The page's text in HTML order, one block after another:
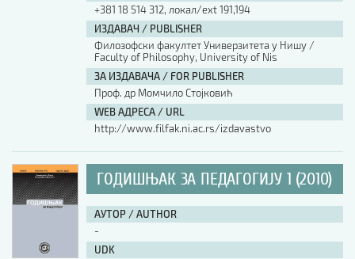
+381 18 514 312, локал/ext 191,194
ИЗДАВАЧ / PUBLISHER
Филозофски факултет Универзитета у Нишу /
Faculty of Philosophy, University of Nis
ЗА ИЗДАВАЧА / FOR PUBLISHER
Проф. др Момчило Стојковић
WEB АДРЕСА / URL
http://www.filfak.ni.ac.rs/izdavastvo
ГОДИШЊАК ЗА ПЕДАГОГИЈУ 1 (2010)
АУТОР / AUTHOR
-
UDK